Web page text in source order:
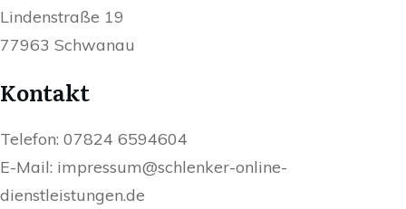
Lindenstraße 19
77963 Schwanau
Kontakt
Telefon: 07824 6594604
E-Mail: impressum@schlenker-online-
dienstleistungen.de